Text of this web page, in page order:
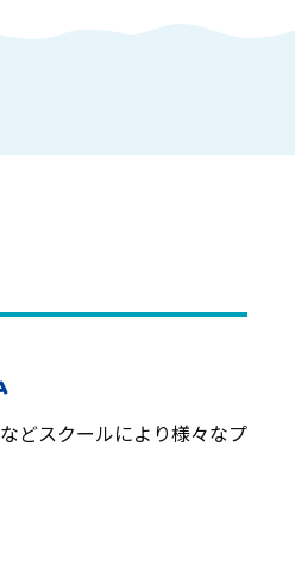
どスクールにより様々なプ